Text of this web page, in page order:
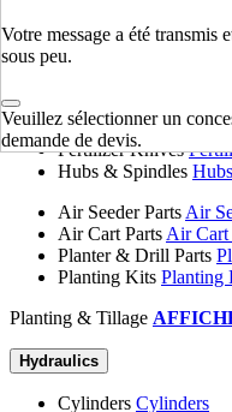
Votre message a été transmis
sous peu.
Veuillez sélectionner un
demande de devis.
Planting & Tillage
Disk Blades
Harrows Harrows
Fertilizer Knives
Hubs & Spindles
Air Seeder Parts Air
Air Cart Parts Air Cart
Planter & Drill Parts
Planting Kits Planting
Planting & Tillage
Hydraulics
Cylinders Cylinders